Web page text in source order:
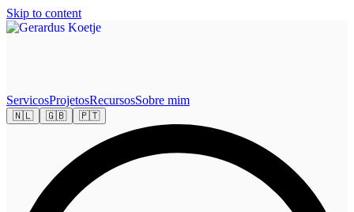
Skip to content
ServicosProjetosRecursosSobre mim
🇳🇱 🇬🇧 🇵🇹